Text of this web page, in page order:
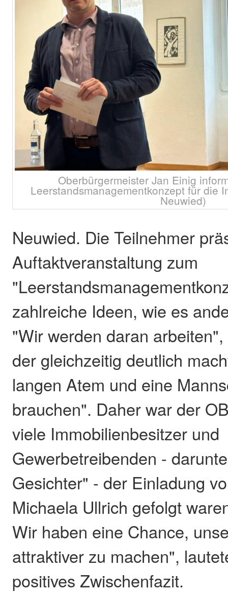
Oberbürgermeister Jan Einig
Leerstandsmanagementkonzept für die
Neuwied)
Neuwied. Die Teilnehmer
Auftaktveranstaltung zum
zahlreiche Ideen, wie es
"Wir werden daran
der gleichzeitig deutlich
langen Atem und eine
brauchen". Daher war der
viele Immobilienbesitzer und
Gewerbetreibenden -
Gesichter" - der Einladung
Michaela Ullrich gefolgt
Wir haben eine Chance,
attraktiver zu machen",
positives Zwischenfazit.